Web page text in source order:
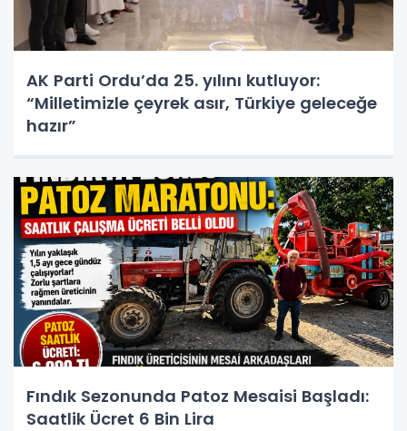
AK Parti Ordu’da 25. yılını kutluyor:
“Milletimizle çeyrek asır, Türkiye geleceğe
hazır”
Fındık Sezonunda Patoz Mesaisi Başladı:
Saatlik Ücret 6 Bin Lira